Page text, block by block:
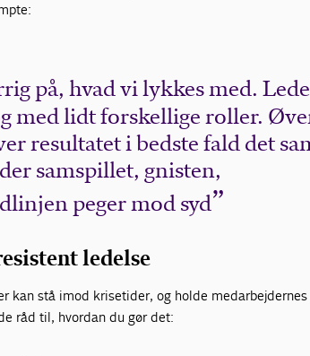
på, hvad vi lykkes med.
med lidt forskellige roller.
resultatet i bedste fald det
samspillet, gnisten,
peger mod syd
ledelse
kan stå imod krisetider, og holde
råd til, hvordan du gør det: